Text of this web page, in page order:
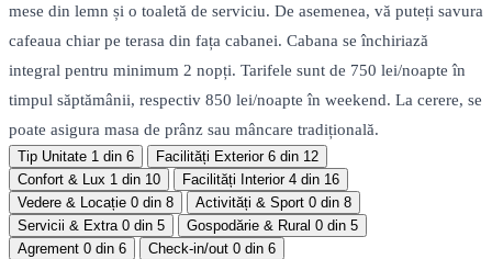
mese din lemn și o toaletă de serviciu. De asemenea, vă puteți savura
cafeaua chiar pe terasa din fața cabanei. Cabana se închiriază
integral pentru minimum 2 nopți. Tarifele sunt de 750 lei/noapte în
timpul săptămânii, respectiv 850 lei/noapte în weekend. La cerere, se
poate asigura masa de prânz sau mâncare tradițională.
Tip Unitate 1 din 6 Facilități Exterior 6 din 12
Confort & Lux 1 din 10 Facilități Interior 4 din 16
Vedere & Locație 0 din 8 Activități & Sport 0 din 8
Servicii & Extra 0 din 5 Gospodărie & Rural 0 din 5
Agrement 0 din 6 Check-in/out 0 din 6